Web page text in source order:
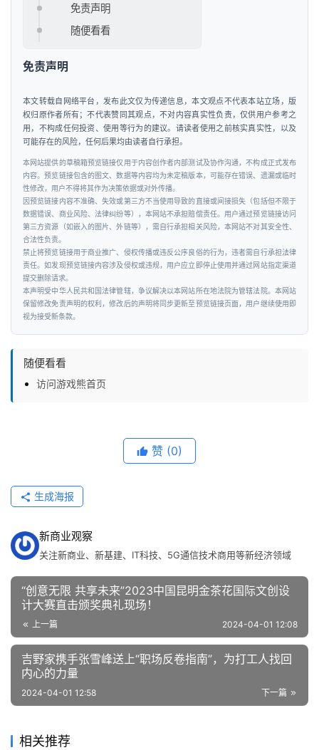
人
智
能
汽
车
出
行
行
业
资
讯
免责声明
随便看看
免责声明
本文转载自网络平台，发布此文仅为传递信息，本文观点不代表本站立场，版
权归原作者所有；不代表赞同其观点，不对内容真实性负责，仅供用户参考之
用，不构成任何投资、使用等行为的建议。请读者使用之前核实真实性，以及
可能存在的风险，任何后果均由读者自行承担。
本网站提供的草稿箱预览链接仅用于内容创作者内部测试及协作沟通，不构成正式发布
内容。预览链接包含的图文、数据等内容均为未定稿版本，可能存在错误、遗漏或临时
性修改，用户不得将其作为决策依据或对外传播。
因预览链接内容不准确、失效或第三方不当使用导致的直接或间接损失（包括但不限于
数据错误、商业风险、法律纠纷等），本网站不承担赔偿责任。用户通过预览链接访问
第三方资源（如嵌入的图片、外链等），需自行承担相关风险，本网站不对其安全性、
合法性负责。
禁止将预览链接用于商业推广、侵权传播或违反公序良俗的行为，违者需自行承担法律
责任。如发现预览链接内容涉及侵权或违规，用户应立即停止使用并通过网站指定渠道
提交删除请求。
本声明受中华人民共和国法律管辖，争议解决以本网站所在地法院为管辖法院。本网站
保留修改免责声明的权利，修改后的声明将同步更新至预览链接页面，用户继续使用即
视为接受新条款。
随便看看
访问游戏熊首页
赞 (0)
生成海报
新商业观察
关注新商业、新基建、IT科技、5G通信技术商用等新经济领域
“创意无限 共享未来”2023中国昆明金茶花国际文创设
计大赛直击颁奖典礼现场！
上一篇 2024-04-01 12:08
吉野家携手张雪峰送上“职场反卷指南”，为打工人找回
内心的力量
下一篇
2024-04-01 12:58
相关推荐